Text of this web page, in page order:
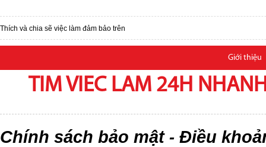
Thích và chia sẽ việc làm đảm bảo trên
Giới thiệu
TIM VIEC LAM 24H
Chính sách bảo mật- Điều